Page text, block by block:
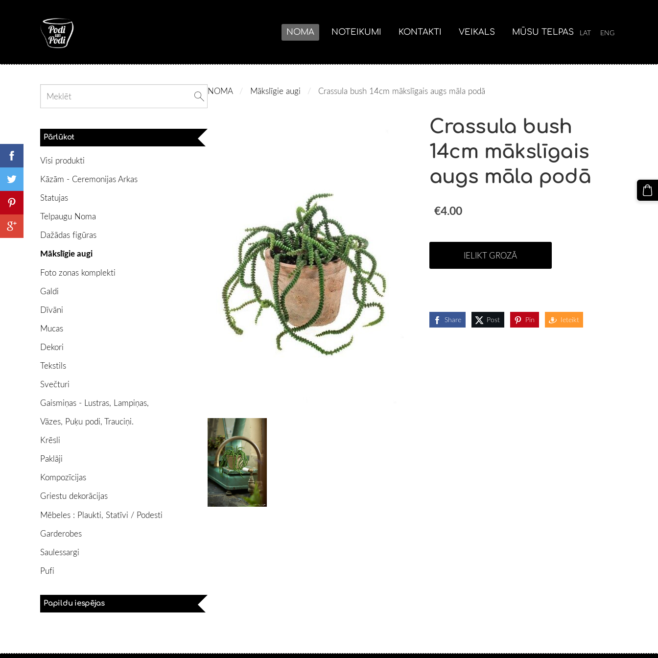
NOMA NOTEIKUMI KONTAKTI VEIKALS MŪSU TELPAS LAT ENG
Pārlūkot
Visi produkti
Kāzām - Ceremonijas Arkas
Statujas
Telpaugu Noma
Dažādas figūras
Mākslīgie augi
Foto zonas komplekti
Galdi
Dīvāni
Mucas
Dekori
Tekstils
Svečturi
Gaismiņas - Lustras, Lampiņas,
Vāzes, Puķu podi, Trauciņi.
Krēsli
Paklāji
Kompozīcijas
Griestu dekorācijas
Mēbeles : Plaukti, Statīvi / Podesti
Garderobes
Saulessargi
Pufi
Papildu iespējas
NOMA Mākslīgie augi Crassula bush 14cm mākslīgais augs māla podā
Crassula bush
14cm mākslīgais
augs māla podā
€4.00
IELIKT GROZĀ
Share Post Pin Ieteikt